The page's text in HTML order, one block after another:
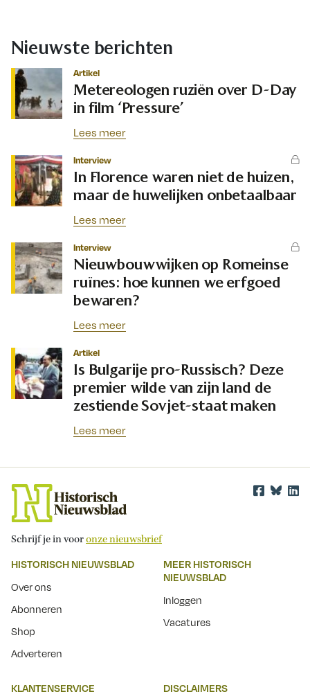
Nieuwste berichten
Artikel
Metereologen ruziën over D-Day
in film ‘Pressure’
Lees meer
Interview
In Florence waren niet de huizen,
maar de huwelijken onbetaalbaar
Lees meer
Interview
Nieuwbouwwijken op Romeinse
ruïnes: hoe kunnen we erfgoed
bewaren?
Lees meer
Artikel
Is Bulgarije pro-Russisch? Deze
premier wilde van zijn land de
zestiende Sovjet-staat maken
Lees meer
Schrijf je in vooronze nieuwsbrief
HISTORISCH NIEUWSBLAD
Over ons
Abonneren
Shop
Adverteren
MEER HISTORISCH
NIEUWSBLAD
Inloggen
Vacatures
KLANTENSERVICE DISCLAIMERS